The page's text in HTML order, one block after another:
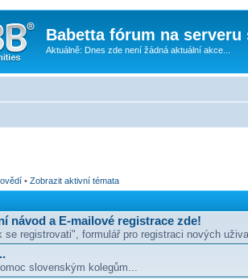
Babetta fórum na serveru
Aktuálně: Dnes zde není žádná aktuální akce...
• Zobrazit aktivní témata
návod a E-mailové registrace zde!
se registrovati", formulář pro registraci nových
slovenským kolegům...